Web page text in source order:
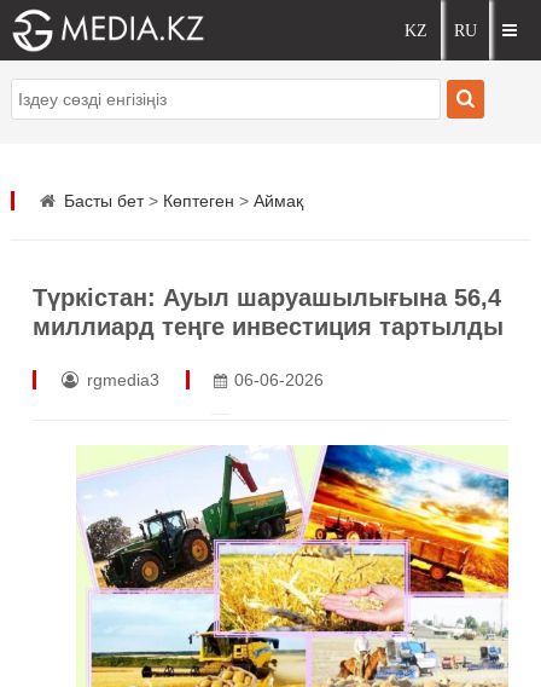
Басты бет> Көптеген > Аймақ
Түркістан: Ауыл шаруашылығына 56,4
миллиард теңге инвестиция тартылды
rgmedia3 06-06-2026